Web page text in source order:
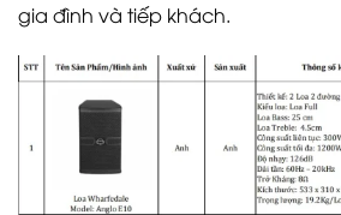
gia đình và tiếp khách.